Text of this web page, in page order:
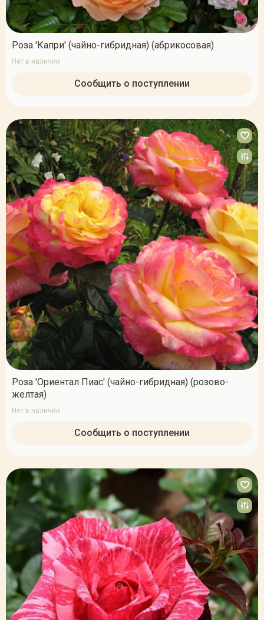
Роза 'Капри' (чайно-гибридная) (абрикосовая)
Нет в наличии
Сообщить о поступлении
Роза 'Ориентал Пиас' (чайно-гибридная) (розово-
желтая)
Нет в наличии
Сообщить о поступлении